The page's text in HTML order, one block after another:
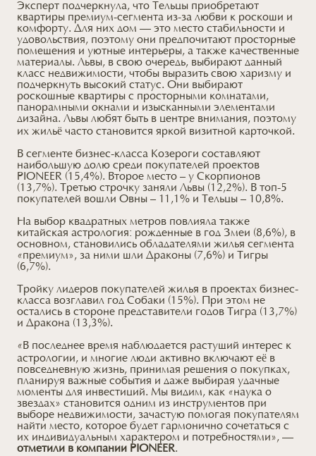
Эксперт подчеркнула, что Тельцы приобретают
квартиры премиум-сегмента из-за любви к роскоши и
комфорту. Для них дом — это место стабильности и
удовольствия, поэтому они предпочитают просторные
помещения и уютные интерьеры, а также качественные
материалы. Львы, в свою очередь, выбирают данный
класс недвижимости, чтобы выразить свою харизму и
подчеркнуть высокий статус. Они выбирают
роскошные квартиры с просторными комнатами,
панорамными окнами и изысканными элементами
дизайна. Львы любят быть в центре внимания, поэтому
их жильё часто становится яркой визитной карточкой.
В сегменте бизнес-класса Козероги составляют
наибольшую долю среди покупателей проектов
PIONEER (15,4%). Второе место – у Скорпионов
(13,7%). Третью строчку заняли Львы (12,2%). В топ-5
покупателей вошли Овны – 11,1% и Тельцы – 10,8%.
На выбор квадратных метров повлияла также
китайская астрология: рожденные в год Змеи (8,6%), в
основном, становились обладателями жилья сегмента
«премиум», за ними шли Драконы (7,6%) и Тигры
(6,7%).
Тройку лидеров покупателей жилья в проектах бизнес-
класса возглавил год Собаки (15%). При этом не
остались в стороне представители годов Тигра (13,7%)
и Дракона (13,3%).
«В последнее время наблюдается растущий интерес к
астрологии, и многие люди активно включают её в
повседневную жизнь, принимая решения о покупках,
планируя важные события и даже выбирая удачные
моменты для инвестиций. Мы видим, как «наука о
звездах» становится одним из инструментов при
выборе недвижимости, зачастую помогая покупателям
найти место, которое будет гармонично сочетаться с
их индивидуальным характером и потребностями», —
отметили в компании PIONEER.